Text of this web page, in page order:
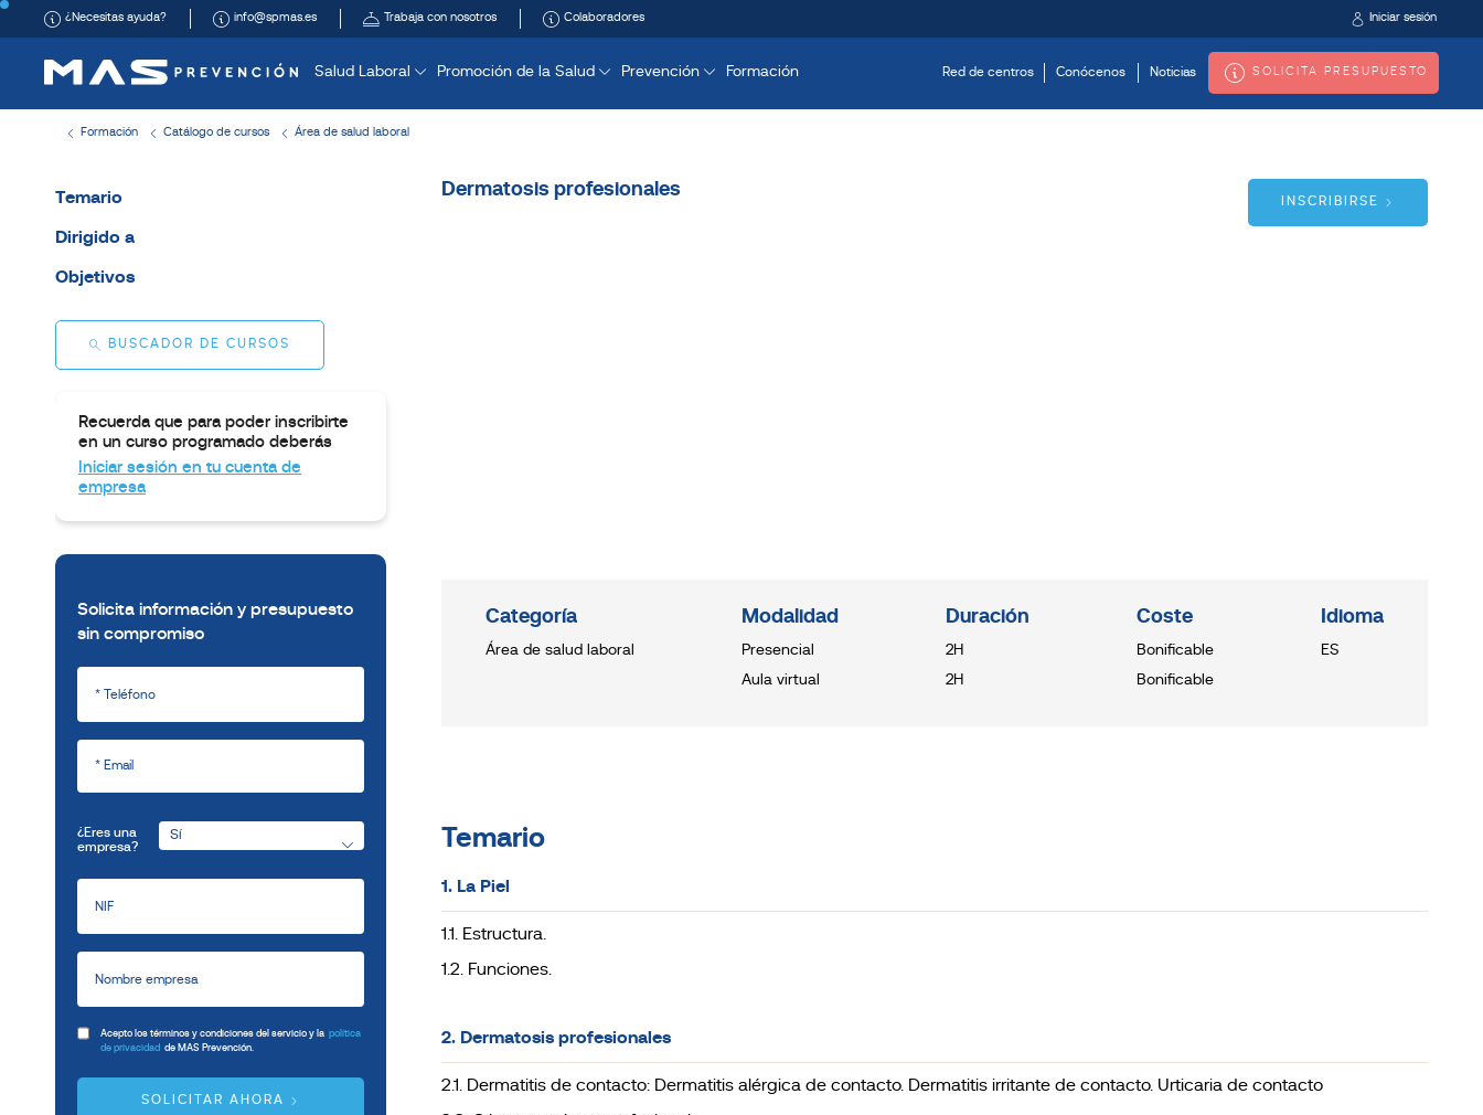
¿Necesitas ayuda? info@spmas.es Trabaja con nosotros Colaboradores Iniciar sesión
Salud Laboral Promoción de la Salud Prevención Formación Red de centros Conócenos Noticias SOLICITA PRESUPUESTO
Formación Catálogo de cursos Área de salud laboral
Temario
Dirigido a
Objetivos
BUSCADOR DE CURSOS
Recuerda que para poder inscribirte
en un curso programado deberás
Iniciar sesión en tu cuenta de
empresa
Solicita información y presupuesto
sin compromiso
¿Eres una
empresa?
Acepto los términos y condiciones del servicio y la política
de privacidad de MAS Prevención.
SOLICITAR AHORA
Dermatosis profesionales
INSCRIBIRSE
Categoría
Área de salud laboral
Modalidad
Presencial
Aula virtual
Duración
2H
2H
Coste
Bonificable
Bonificable
Idioma
ES
Temario
1. La Piel
1.1. Estructura.
1.2. Funciones.
2. Dermatosis profesionales
2.1. Dermatitis de contacto: Dermatitis alérgica de contacto. Dermatitis irritante de contacto. Urticaria de contacto